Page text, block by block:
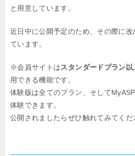
と用意しています。
近日中に公開予定のため、その際に
ています。
※会員サイトはスタンダードプラン以
用できる機能です。
体験版は全てのプラン、そして
体験できます。
公開されましたらぜひ触れてみてくだ